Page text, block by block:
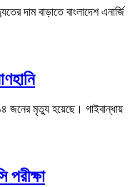
দাম বাড়াতে বাংলাদেশ এনার্জি
জনের মৃত্যু হয়েছে। গাইবান্ধায়